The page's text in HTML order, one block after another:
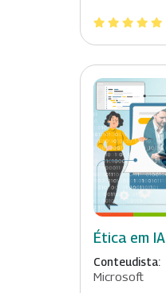
Ética em IA
Conteudista:
Microsoft